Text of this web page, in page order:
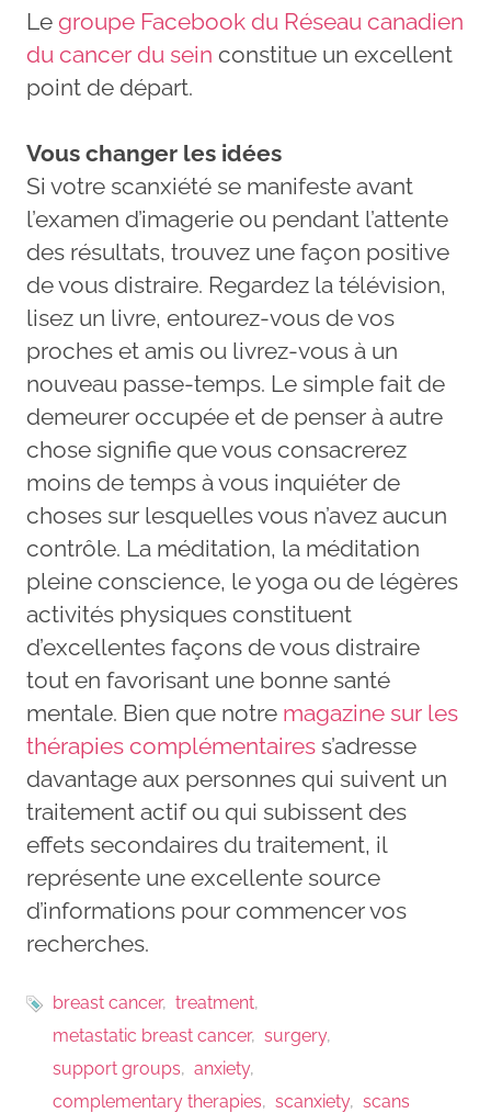
Le groupe Facebook du Réseau canadien
du cancer du sein constitue un excellent
point de départ.
Vous changer les idées
Si votre scanxiété se manifeste avant
l’examen d’imagerie ou pendant l’attente
des résultats, trouvez une façon positive
de vous distraire. Regardez la télévision,
lisez un livre, entourez-vous de vos
proches et amis ou livrez-vous à un
nouveau passe-temps. Le simple fait de
demeurer occupée et de penser à autre
chose signifie que vous consacrerez
moins de temps à vous inquiéter de
choses sur lesquelles vous n’avez aucun
contrôle. La méditation, la méditation
pleine conscience, le yoga ou de légères
activités physiques constituent
d’excellentes façons de vous distraire
tout en favorisant une bonne santé
mentale. Bien que notre magazine sur les
thérapies complémentaires s’adresse
davantage aux personnes qui suivent un
traitement actif ou qui subissent des
effets secondaires du traitement, il
représente une excellente source
d’informations pour commencer vos
recherches.
breast cancer
treatment
metastatic breast cancer
surgery
support groups
anxiety
complementary therapies
scanxiety scans